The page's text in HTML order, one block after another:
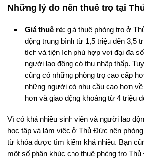
Những lý do nên thuê trọ tại
Giá thuê rẻ: giá thuê phòng trọ ở
động trung bình từ 1,5 triệu đến 3,5
tích và tiện ích phù hợp với đại đa
người lao động có thu nhập thấp.
cũng có những phòng trọ cao cấp
những người có nhu cầu cao hơn
hơn và giao động khoảng từ 4 triệu
Vì có khá nhiều sinh viên và người lao
học tập và làm việc ở Thủ Đức nên
từ khóa được tìm kiếm khá nhiều. Bạn
một số phân khúc cho thuê phòng trọ